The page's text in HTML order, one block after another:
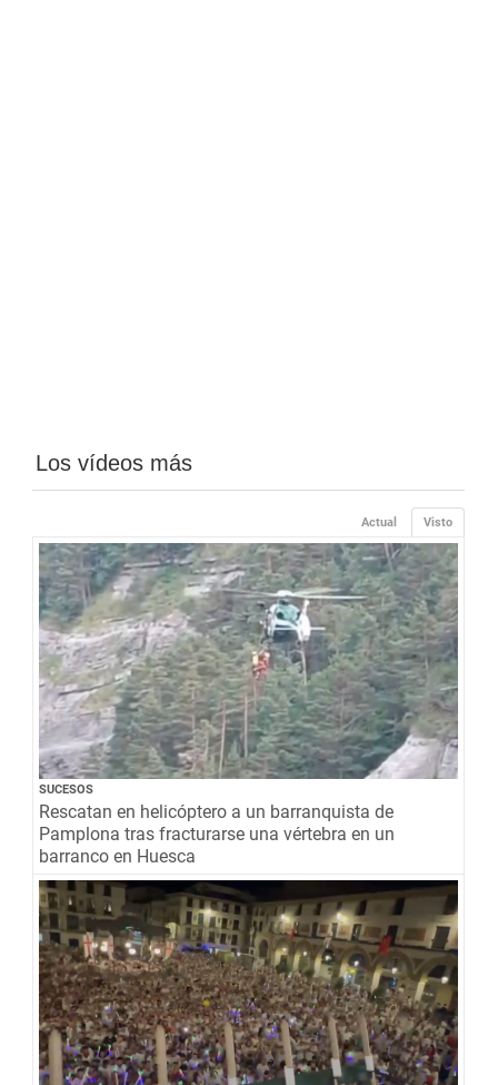
Los vídeos más
Visto
Actual
SUCESOS
Rescatan en helicóptero a un barranquista de
Pamplona tras fracturarse una vértebra en un
barranco en Huesca